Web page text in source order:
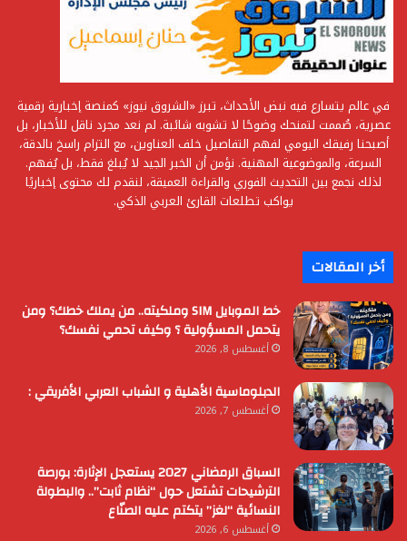
في عالم يتسارع فيه نبض الأحداث، تبرز «الشروق نيوز» كمنصة إخبارية رقمية
عصرية، صُممت لتمنحك وضوحًا لا تشوبه شائبة. لم نعد مجرد ناقل للأخبار، بل
أصبحنا رفيقك اليومي لفهم التفاصيل خلف العناوين، مع التزام راسخ بالدقة،
السرعة، والموضوعية المهنية. نؤمن أن الخبر الجيد لا يُبلغ فقط، بل يُفهم.
لذلك نجمع بين التحديث الفوري والقراءة العميقة، لنقدم لك محتوى إخباريًا
يواكب تطلعات القارئ العربي الذكي.
أخر المقالات
خط الموبايل SIM وملكيته.. من يملك خطك؟ ومن
يتحمل المسؤولية ؟ وكيف تحمي نفسك؟
أغسطس 8, 2026
الدبلوماسية الأهلية و الشباب العربي الأفريقي :
أغسطس 7, 2026
السباق الرمضاني 2027 يستعجل الإثارة: بورصة
الترشيحات تشتعل حول “نظام ثابت”.. والبطولة
النسائية “لغز” يتكتم عليه الصنّاع
أغسطس 6, 2026